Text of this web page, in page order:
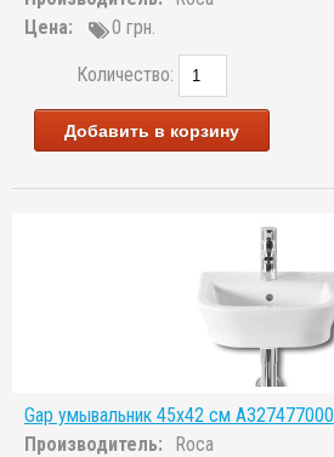
Цена:
0 грн.
Количество:
Добавить в корзину
Gap умывальник 45x42 см A327477000
Производитель:
Roca